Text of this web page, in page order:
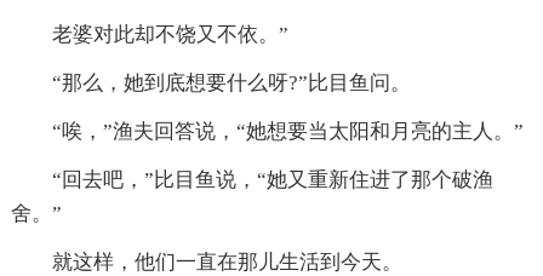
老婆对此却不饶又不依。”
“那么，她到底想要什么呀?”比目鱼问。
“唉，”渔夫回答说，“她想要当太阳和月亮的主人。”
“回去吧，”比目鱼说，“她又重新住进了那个破渔
舍。”
就这样，他们一直在那儿生活到今天。